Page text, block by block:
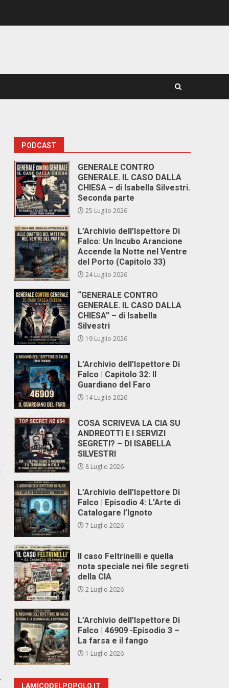
PODCAST
GENERALE CONTRO
GENERALE. IL CASO DALLA
CHIESA – di Isabella Silvestri.
Seconda parte
25 Luglio 2026
L’Archivio dell’Ispettore Di
Falco: Un Incubo Arancione
Accende la Notte nel Ventre
del Porto (Capitolo 33)
24 Luglio 2026
“GENERALE CONTRO
GENERALE. IL CASO DALLA
CHIESA” – di Isabella
Silvestri
19 Luglio 2026
L’Archivio dell’Ispettore Di
Falco | Capitolo 32: Il
Guardiano del Faro
14 Luglio 2026
COSA SCRIVEVA LA CIA SU
ANDREOTTI E I SERVIZI
SEGRETI? – DI ISABELLA
SILVESTRI
8 Luglio 2026
L’Archivio dell’Ispettore Di
Falco | Episodio 4: L’Arte di
Catalogare l’Ignoto
7 Luglio 2026
Il caso Feltrinelli e quella
nota speciale nei file segreti
della CIA
2 Luglio 2026
L’Archivio dell’Ispettore Di
Falco | 46909 -Episodio 3 –
La farsa e il fango
1 Luglio 2026
LAMICODELPOPOLO.IT